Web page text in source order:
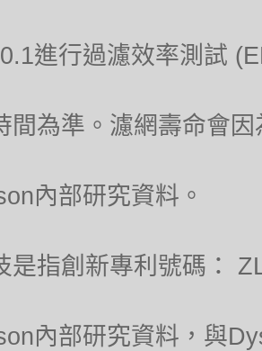
進行過濾效率測試
間為準。濾網壽命會
內部研究資料。
是指創新專利號碼：
內部研究資料，與